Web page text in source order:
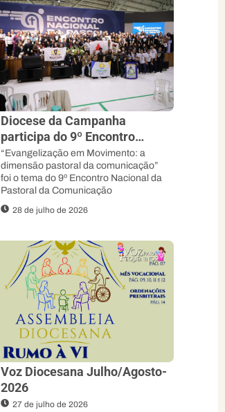
Diocese da Campanha
participa do 9º Encontro
Nacional da Pascom e
Fortalece sua Missão
Evangelizadora
“Evangelização em Movimento: a
dimensão pastoral da comunicação”
foi o tema do 9º Encontro Nacional da
Pastoral da Comunicação
28 de julho de 2026
Voz Diocesana Julho/Agosto-
2026
27 de julho de 2026